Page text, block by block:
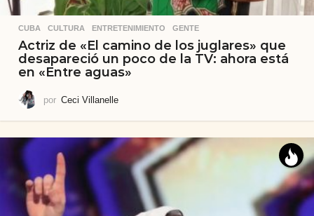
CUBA ,CULTURA ,ENTRETENIMIENTO ,GENTE
Actriz de «El camino de los juglares» que
desapareció un poco de la TV: ahora está
en «Entre aguas»
por Ceci Villanelle